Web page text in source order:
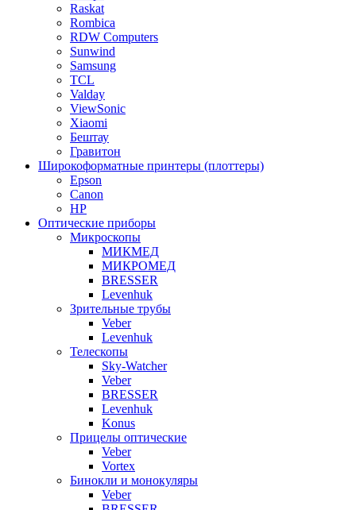
Raskat
Rombica
RDW Computers
Sunwind
Samsung
TCL
Valday
ViewSonic
Xiaomi
Бештау
Гравитон
Широкоформатные принтеры (плоттеры)
Epson
Canon
HP
Оптические приборы
Микроскопы
МИКМЕД
МИКРОМЕД
BRESSER
Levenhuk
Зрительные трубы
Veber
Levenhuk
Телескопы
Sky-Watcher
Veber
BRESSER
Levenhuk
Konus
Прицелы оптические
Veber
Vortex
Бинокли и монокуляры
Veber